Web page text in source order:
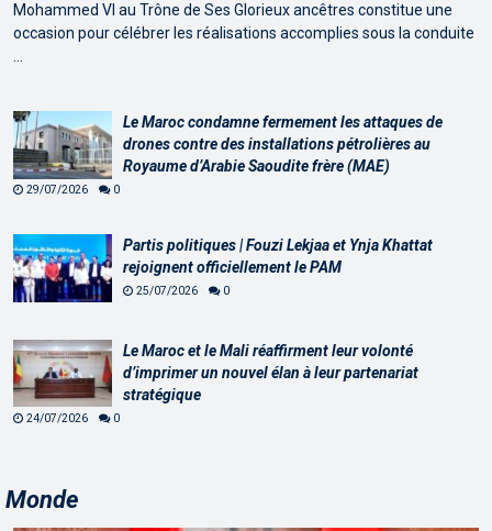
Mohammed VI au Trône de Ses Glorieux ancêtres constitue une
occasion pour célébrer les réalisations accomplies sous la conduite
…
Le Maroc condamne fermement les attaques de
drones contre des installations pétrolières au
Royaume d’Arabie Saoudite frère (MAE)
29/07/2026 0
Partis politiques | Fouzi Lekjaa et Ynja Khattat
rejoignent officiellement le PAM
25/07/2026 0
Le Maroc et le Mali réaffirment leur volonté
d’imprimer un nouvel élan à leur partenariat
stratégique
24/07/2026 0
Monde